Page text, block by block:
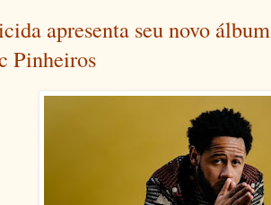
apresenta seu novo
Pinheiros